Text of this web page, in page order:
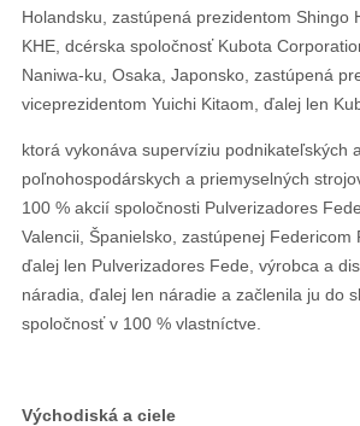
Holandsku, zastúpená prezidentom Shingo
KHE, dcérska spoločnosť Kubota
Naniwa-ku, Osaka, Japonsko, zastúpená
viceprezidentom Yuichi Kitaom, ďalej len
ktorá vykonáva supervíziu podnikateľských
poľnohospodárskych a priemyselných
100 % akcií spoločnosti Pulverizadores
Valencii, Španielsko, zastúpenej Federicom
ďalej len Pulverizadores Fede, výrobca a
náradia, ďalej len náradie a začlenila ju do
spoločnosť v 100 % vlastníctve.
Východiská a ciele